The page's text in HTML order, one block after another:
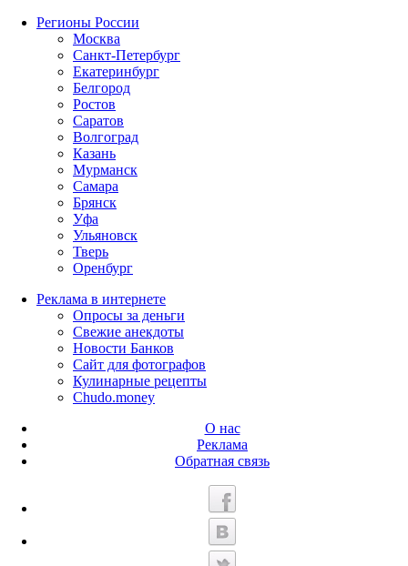
Регионы России
Москва
Санкт-Петербург
Екатеринбург
Белгород
Ростов
Саратов
Волгоград
Казань
Мурманск
Самара
Брянск
Уфа
Ульяновск
Тверь
Оренбург
Реклама в интернете
Опросы за деньги
Свежие анекдоты
Новости Банков
Сайт для фотографов
Кулинарные рецепты
Chudo.money
О нас
Реклама
Обратная связь